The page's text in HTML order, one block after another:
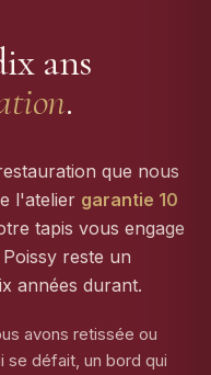
ans
.
que nous
l'atelier garantie 10
tapis vous engage
reste un
années durant.
avons retissée ou
défait, un bord qui